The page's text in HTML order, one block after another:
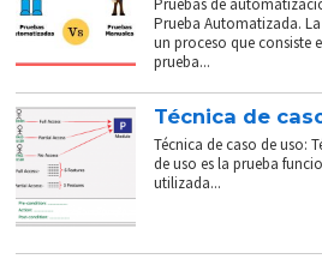
Pruebas de
Prueba Automatizada.
un proceso que consiste
prueba...
Técnica de
Técnica de caso de uso:
de uso es la prueba
utilizada...